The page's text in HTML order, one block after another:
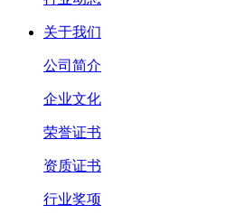
关于我们
公司简介
企业文化
荣誉证书
资质证书
行业奖项